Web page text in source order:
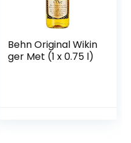
Behn Original Wikin
ger Met (1 x 0.75 l)